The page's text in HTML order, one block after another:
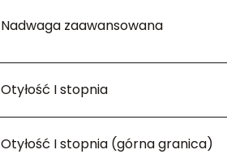
Nadwaga zaawansowana
Otyłość I stopnia
Otyłość I stopnia (górna granica)